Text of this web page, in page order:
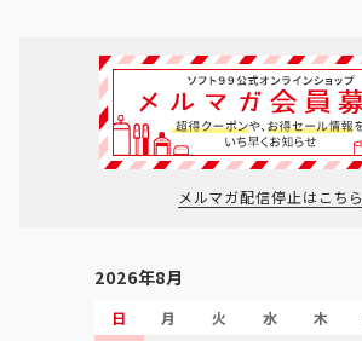
メルマガ配信停止はこちら
2026年8月
日 月 火 水 木